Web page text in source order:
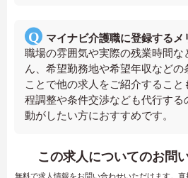
マイナビ介護職に登録するメ
職場の雰囲気や実際の残業時間な
ん、希望勤務地や希望年収などの
ことで他の求人をご紹介すること
程調整や条件交渉なども代行す
動がしたい方におすすめです。
この求人についてのお問
無料で求人情報をお問い合わせいただけます。